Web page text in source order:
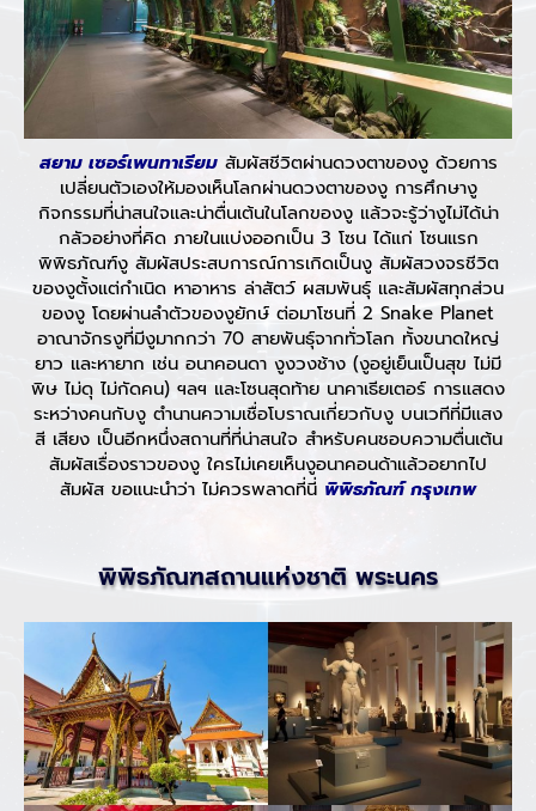
สยาม เซอร์เพนทาเรียมสัมผัสชีวิตผ่านดวงตาของงู ด้วยการ
เปลี่ยนตัวเองให้มองเห็นโลกผ่านดวงตาของงู การศึกษางู
กิจกรรมที่น่าสนใจและน่าตื่นเต้นในโลกของงู แล้วจะรู้ว่างูไม่ได้น่า
กลัวอย่างที่คิด ภายในแบ่งออกเป็น 3 โซน ได้แก่ โซนแรก
พิพิธภัณฑ์งู สัมผัสประสบการณ์การเกิดเป็นงู สัมผัสวงจรชีวิต
ของงูตั้งแต่กำเนิด หาอาหาร ล่าสัตว์ ผสมพันธุ์ และสัมผัสทุกส่วน
ของงู โดยผ่านลำตัวของงูยักษ์ ต่อมาโซนที่ 2 Snake Planet
อาณาจักรงูที่มีงูมากกว่า 70 สายพันธุ์จากทั่วโลก ทั้งขนาดใหญ่
ยาว และหายาก เช่น อนาคอนดา งูงวงช้าง (งูอยู่เย็นเป็นสุข ไม่มี
พิษ ไม่ดุ ไม่กัดคน) ฯลฯ และโซนสุดท้าย นาคาเธียเตอร์ การแสดง
ระหว่างคนกับงู ตำนานความเชื่อโบราณเกี่ยวกับงู บนเวทีที่มีแสง
สี เสียง เป็นอีกหนึ่งสถานที่ที่น่าสนใจ สำหรับคนชอบความตื่นเต้น
สัมผัสเรื่องราวของงู ใครไม่เคยเห็นงูอนาคอนด้าแล้วอยากไป
สัมผัส ขอแนะนำว่า ไม่ควรพลาดที่นี่ พิพิธภัณฑ์ กรุงเทพ
พิพิธภัณฑสถานแห่งชาติ พระนคร